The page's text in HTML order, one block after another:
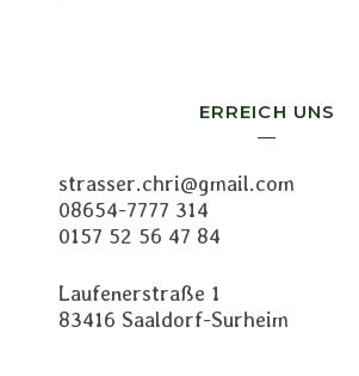
ERREICH UNS
strasser.chri@gmail.com
08654-7777 314
0157 52 56 47 84
Laufenerstraße 1
83416 Saaldorf-Surheim